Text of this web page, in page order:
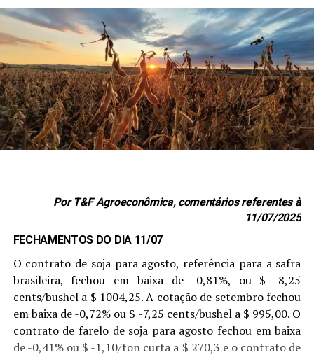
Por T&F Agroeconômica, comentários referentes à
11/07/2025
FECHAMENTOS DO DIA 11/07
O contrato de soja para agosto, referência para a safra
brasileira, fechou em baixa de -0,81%, ou $ -8,25
cents/bushel a $ 1004,25. A cotação de setembro fechou
em baixa de -0,72% ou $ -7,25 cents/bushel a $ 995,00. O
contrato de farelo de soja para agosto fechou em baixa
de -0,41% ou $ -1,10/ton curta a $ 270,3 e o contrato de